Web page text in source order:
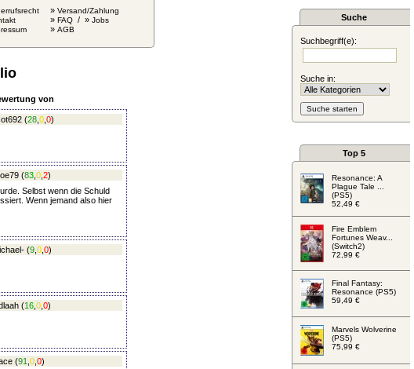
» Versand/Zahlung
» FAQ / » Jobs
» AGB
von
(28 0 0)
(83, 0, 2)
Selbst wenn die Schuld
Wenn jemand also hier
(9, 0, 0)
(16 0 0)
(91 0, 0)
Suche
Suchbegriff(e):
Suche in:
Top 5
Resonance: A
Plague Tale ...
(PS5)
52,49 €
Fire Emblem
Fortunes Weav...
(Switch2)
72,99 €
Final Fantasy:
Resonance (PS5)
59,49 €
Marvels Wolverine
(PS5)
75,99 €